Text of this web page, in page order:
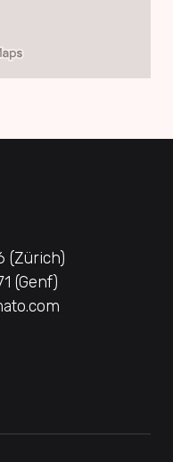
(Zürich)
(Genf)